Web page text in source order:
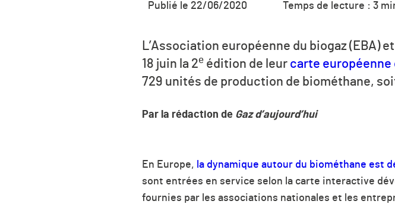
Publié le 22/06/2020 Temps de lecture : 3
L’Association européenne du biogaz (EBA)
18 juin la 2e édition de leur carte européenne
729 unités de production de biométhane,
Par la rédaction de Gaz d’aujourd’hui
En Europe, la dynamique autour du biométhane est
sont entrées en service selon la carte interactive
fournies par les associations nationales et les